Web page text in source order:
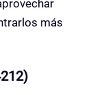
más